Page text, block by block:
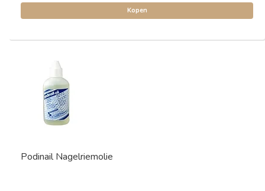
Kopen
Podinail Nagelriemolie